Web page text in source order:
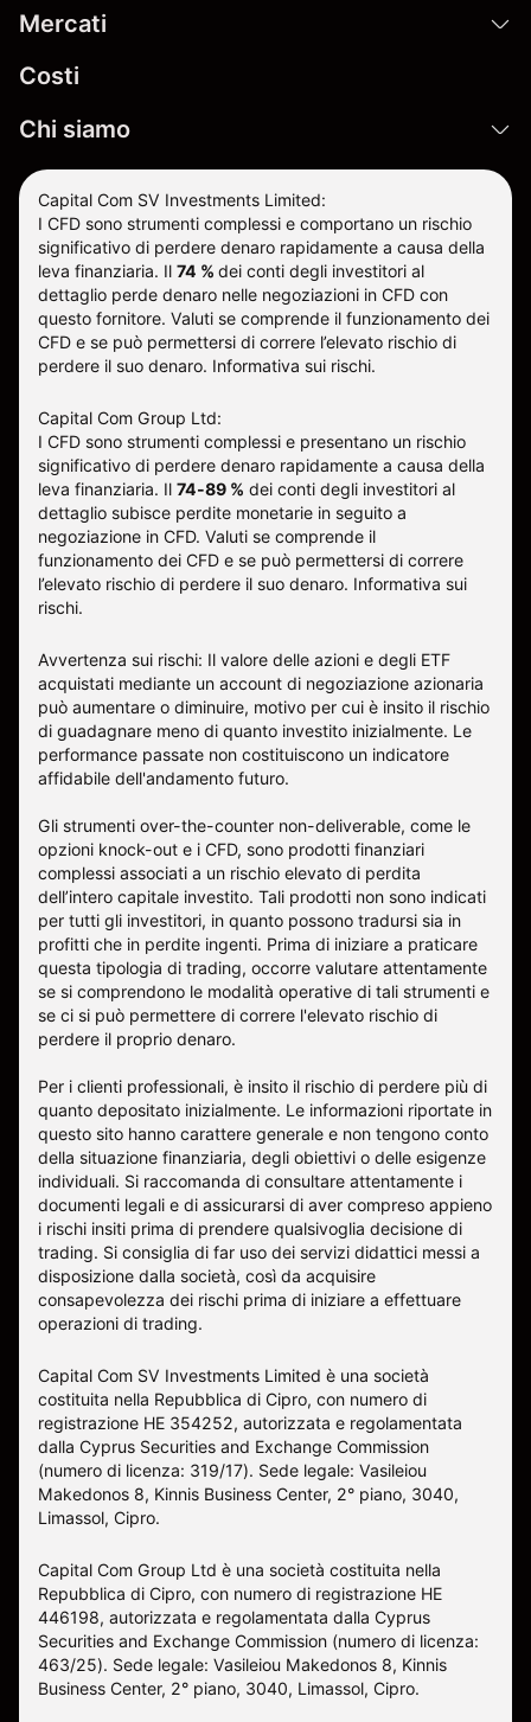
Mercati
Costi
Chi siamo
Capital Com SV Investments Limited:
I CFD sono strumenti complessi e comportano un rischio
significativo di perdere denaro rapidamente a causa della
leva finanziaria. Il 74 % dei conti degli investitori al
dettaglio perde denaro nelle negoziazioni in CFD con
questo fornitore. Valuti se comprende il funzionamento dei
CFD e se può permettersi di correre l’elevato rischio di
perdere il suo denaro. Informativa sui rischi.
Capital Com Group Ltd:
I CFD sono strumenti complessi e presentano un rischio
significativo di perdere denaro rapidamente a causa della
leva finanziaria. Il 74-89 % dei conti degli investitori al
dettaglio subisce perdite monetarie in seguito a
negoziazione in CFD. Valuti se comprende il
funzionamento dei CFD e se può permettersi di correre
l’elevato rischio di perdere il suo denaro. Informativa sui
rischi.
Avvertenza sui rischi: Il valore delle azioni e degli ETF
acquistati mediante un account di negoziazione azionaria
può aumentare o diminuire, motivo per cui è insito il rischio
di guadagnare meno di quanto investito inizialmente. Le
performance passate non costituiscono un indicatore
affidabile dell'andamento futuro.
Gli strumenti over-the-counter non-deliverable, come le
opzioni knock-out e i CFD, sono prodotti finanziari
complessi associati a un rischio elevato di perdita
dell’intero capitale investito. Tali prodotti non sono indicati
per tutti gli investitori, in quanto possono tradursi sia in
profitti che in perdite ingenti. Prima di iniziare a praticare
questa tipologia di trading, occorre valutare attentamente
se si comprendono le modalità operative di tali strumenti e
se ci si può permettere di correre l'elevato rischio di
perdere il proprio denaro.
Per i clienti professionali, è insito il rischio di perdere più di
quanto depositato inizialmente. Le informazioni riportate in
questo sito hanno carattere generale e non tengono conto
della situazione finanziaria, degli obiettivi o delle esigenze
individuali. Si raccomanda di consultare attentamente i
documenti legali e di assicurarsi di aver compreso appieno
i rischi insiti prima di prendere qualsivoglia decisione di
trading. Si consiglia di far uso dei servizi didattici messi a
disposizione dalla società, così da acquisire
consapevolezza dei rischi prima di iniziare a effettuare
operazioni di trading.
Capital Com SV Investments Limited è una società
costituita nella Repubblica di Cipro, con numero di
registrazione HE 354252, autorizzata e regolamentata
dalla Cyprus Securities and Exchange Commission
(numero di licenza: 319/17). Sede legale: Vasileiou
Makedonos 8, Kinnis Business Center, 2° piano, 3040,
Limassol, Cipro.
Capital Com Group Ltd è una società costituita nella
Repubblica di Cipro, con numero di registrazione ΗΕ
446198, autorizzata e regolamentata dalla Cyprus
Securities and Exchange Commission (numero di licenza:
463/25). Sede legale: Vasileiou Makedonos 8, Kinnis
Business Center, 2° piano, 3040, Limassol, Cipro.